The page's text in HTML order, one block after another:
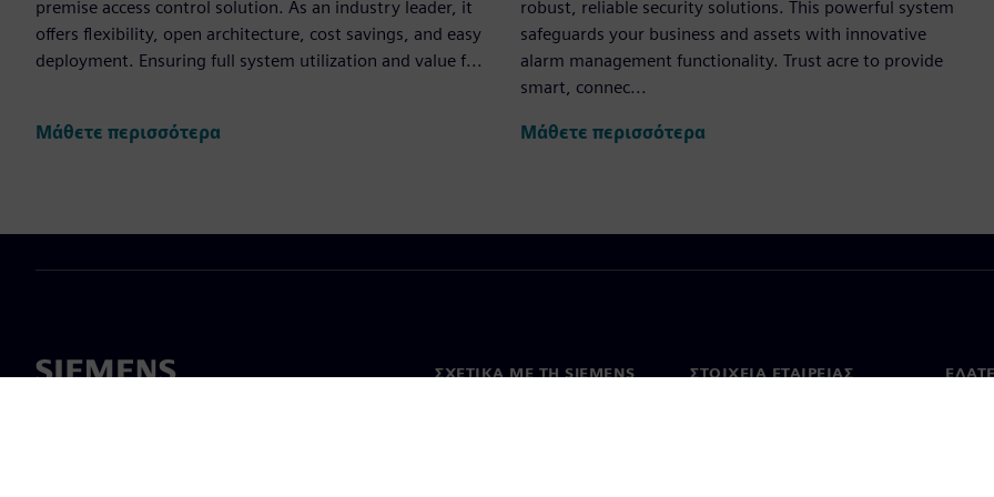
premise access control solution. As an industry leader, it
offers flexibility, open architecture, cost savings, and easy
deployment. Ensuring full system utilization and value f...
Μάθετε περισσότερα
robust, reliable security solutions. This powerful system
safeguards your business and assets with innovative
alarm management functionality. Trust acre to provide
smart, connec...
Μάθετε περισσότερα
ΣΧΕΤΙΚΆ ΜΕ ΤΗ SIEMENS ΣΤΟΙΧΕΊΑ ΕΤΑΙΡΕΊΑΣ